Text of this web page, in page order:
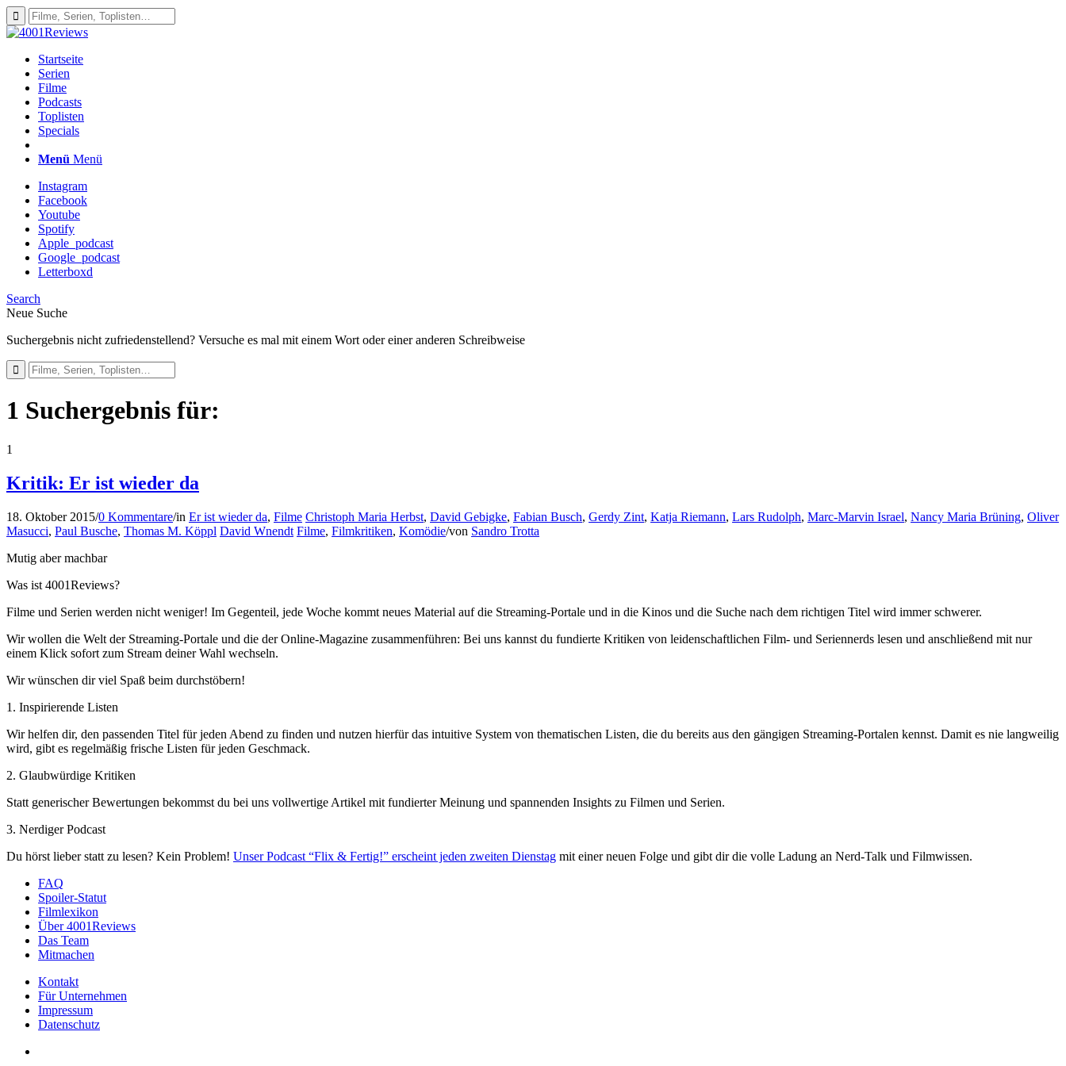
Startseite
Serien
Filme
Podcasts
Toplisten
Specials
Menü Menü
Instagram
Facebook
Youtube
Spotify
Apple_podcast
Google_podcast
Letterboxd
Search
Neue Suche
Suchergebnis nicht zufriedenstellend? Versuche es mal mit einem Wort oder einer anderen Schreibweise
1 Suchergebnis für:
1
Kritik: Er ist wieder da
18. Oktober 2015/0 Kommentare/in Er ist wieder da, Filme Christoph Maria Herbst, David Gebigke, Fabian Busch, Gerdy Zint, Katja Riemann, Lars Rudolph, Marc-Marvin Israel, Nancy Maria Brüning, Oliver
Masucci, Paul Busche, Thomas M. Köppl David Wnendt Filme, Filmkritiken, Komödie/von Sandro Trotta
Mutig aber machbar
Was ist 4001Reviews?
Filme und Serien werden nicht weniger! Im Gegenteil, jede Woche kommt neues Material auf die Streaming-Portale und in die Kinos und die Suche nach dem richtigen Titel wird immer schwerer.
Wir wollen die Welt der Streaming-Portale und die der Online-Magazine zusammenführen: Bei uns kannst du fundierte Kritiken von leidenschaftlichen Film- und Seriennerds lesen und anschließend mit nur
einem Klick sofort zum Stream deiner Wahl wechseln.
Wir wünschen dir viel Spaß beim durchstöbern!
1. Inspirierende Listen
Wir helfen dir, den passenden Titel für jeden Abend zu finden und nutzen hierfür das intuitive System von thematischen Listen, die du bereits aus den gängigen Streaming-Portalen kennst. Damit es nie langweilig
wird, gibt es regelmäßig frische Listen für jeden Geschmack.
2. Glaubwürdige Kritiken
Statt generischer Bewertungen bekommst du bei uns vollwertige Artikel mit fundierter Meinung und spannenden Insights zu Filmen und Serien.
3. Nerdiger Podcast
Du hörst lieber statt zu lesen? Kein Problem! Unser Podcast “Flix & Fertig!” erscheint jeden zweiten Dienstag mit einer neuen Folge und gibt dir die volle Ladung an Nerd-Talk und Filmwissen.
FAQ
Spoiler-Statut
Filmlexikon
Über 4001Reviews
Das Team
Mitmachen
Kontakt
Für Unternehmen
Impressum
Datenschutz